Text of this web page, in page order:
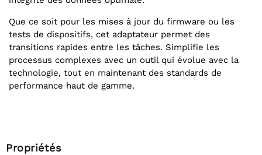
Que ce soit pour les mises à jour du firmware ou les
tests de dispositifs, cet adaptateur permet des
transitions rapides entre les tâches. Simplifie les
processus complexes avec un outil qui évolue avec la
technologie, tout en maintenant des standards de
performance haut de gamme.
Propriétés